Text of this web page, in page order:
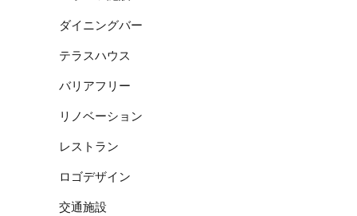
ダイニングバー
テラスハウス
バリアフリー
リノベーション
レストラン
ロゴデザイン
交通施設